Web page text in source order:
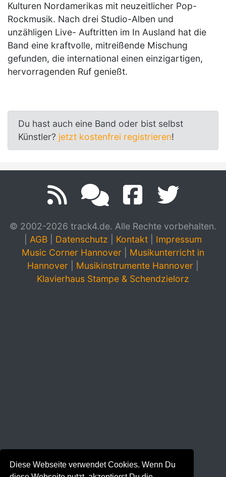
Diese Webseite verwendet Cookies. Wenn Du
Kulturen Nordamerikas mit neuzeitlicher Pop-
Rockmusik. Nach drei Studio-Alben und
unzähligen Live- Auftritten im In Ausland hat die
Band eine kraftvolle, mitreißende Mischung
gefunden, die international einen einzigartigen,
hervorragenden Ruf genießt.
Du hast auch eine Band oder bist selbst
Künstler? jetzt kostenfrei registrieren!
© 2002-2026 track4.de. Alle Rechte vorbehalten.
AGB Datenschutz Kontakt
Impressum
Music Corner Hannover
Musikunterricht in
Hannover
Musikinstrumente Hannover
Klavierhaus Stampe & Schendzielorz